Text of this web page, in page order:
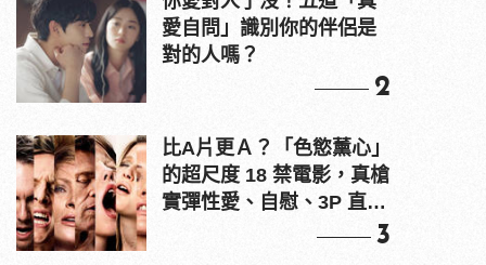
愛自問」識別你的伴侶是
對的人嗎？
2
比A片更Ａ？「色慾薰心」
的超尺度 18 禁電影，真槍
實彈性愛、自慰、3P 直接
3